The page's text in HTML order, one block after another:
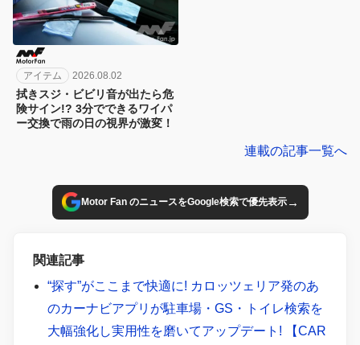
アイテム 2026.08.02
拭きスジ・ビビリ音が出たら危
険サイン!? 3分でできるワイパ
ー交換で雨の日の視界が激変！
連載の記事一覧へ
Motor Fan のニュースをGoogle検索で優先表示→
関連記事
“探す”がここまで快適に! カロッツェリア発のあ
のカーナビアプリが駐車場・GS・トイレ検索を
大幅強化し実用性を磨いてアップデート! 【CAR